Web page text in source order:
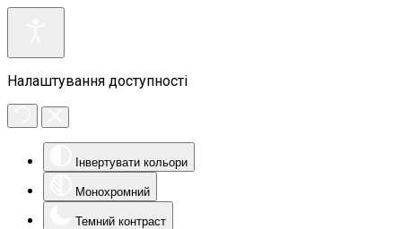
Налаштування доступності
Інвертувати кольори
Монохромний
Темний контраст